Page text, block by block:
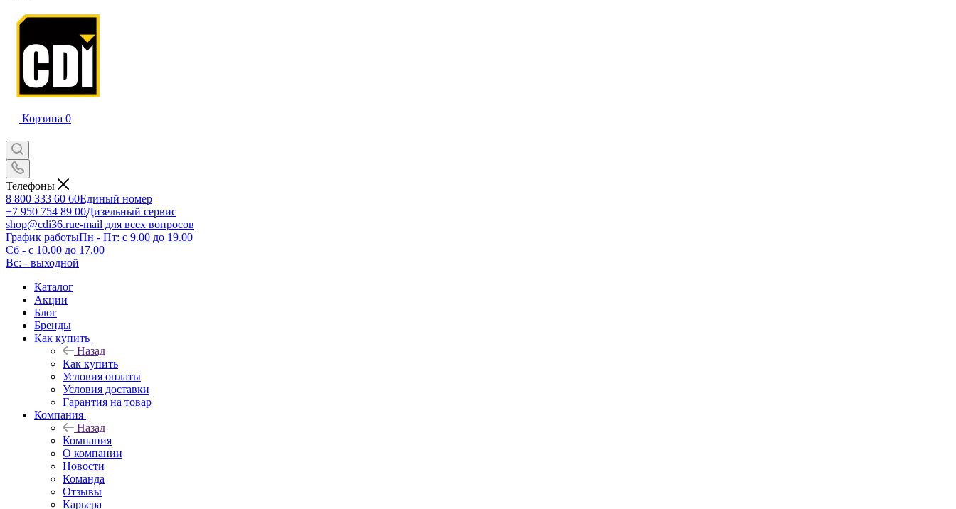
Корзина 0
Телефоны
8 800 333 60 60Единый номер
+7 950 754 89 00Дизельный сервис
shop@cdi36.rue-mail для всех вопросов
График работыПн - Пт: с 9.00 до 19.00
Сб - с 10.00 до 17.00
Вс: - выходной
Каталог
Акции
Блог
Бренды
Как купить
Назад
Как купить
Условия оплаты
Условия доставки
Гарантия на товар
Компания
Назад
Компания
О компании
Новости
Команда
Отзывы
Карьера